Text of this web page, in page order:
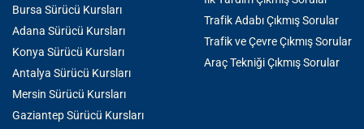
Bursa Sürücü Kursları
Adana Sürücü Kursları
Konya Sürücü Kursları
Antalya Sürücü Kursları
Mersin Sürücü Kursları
Gaziantep Sürücü Kursları
Trafik Adabı Çıkmış Sorular
Trafik ve Çevre Çıkmış Sorular
Araç Tekniği Çıkmış Sorular